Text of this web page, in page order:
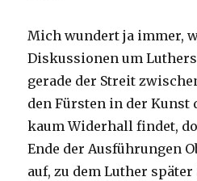
Mich wundert ja immer,
Diskussionen um
gerade der Streit
den Fürsten in der Kunst
kaum Widerhall findet,
Ende der Ausführungen
auf, zu dem Luther